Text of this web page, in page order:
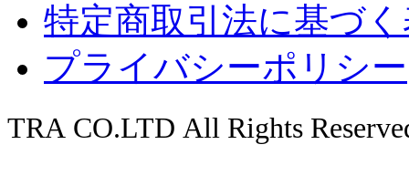
特定商取引法に基づ
プライバシーポリシー
TRA CO.LTD All Rights